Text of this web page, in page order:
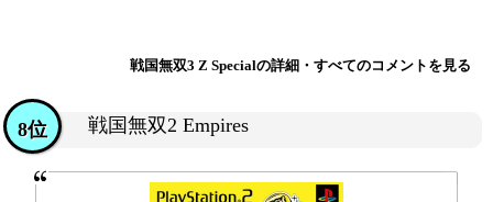
戦国無双3 Z Specialの詳細・すべてのコメントを見る
戦国無双2 Empires
8位